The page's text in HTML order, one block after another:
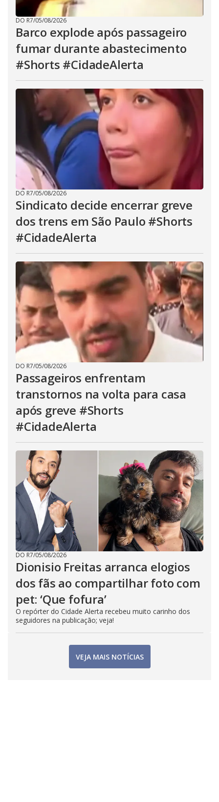
DO R7/05/08/2026
Barco explode após passageiro
fumar durante abastecimento
#Shorts #CidadeAlerta
DO R7/05/08/2026
Sindicato decide encerrar greve
dos trens em São Paulo #Shorts
#CidadeAlerta
DO R7/05/08/2026
Passageiros enfrentam
transtornos na volta para casa
após greve #Shorts
#CidadeAlerta
DO R7/05/08/2026
Dionisio Freitas arranca elogios
dos fãs ao compartilhar foto com
pet: ‘Que fofura’
O repórter do Cidade Alerta recebeu muito carinho dos
seguidores na publicação; veja!
VEJA MAIS NOTÍCIAS